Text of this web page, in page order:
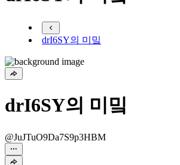
drI6SY의 미밐
drI6SY의 미밐
@JuJTuO9Da7S9p3HBM